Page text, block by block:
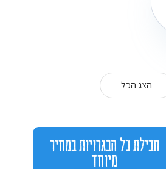
הצג הכל
חבילת כל הבגרויות במחיר
מיוחד